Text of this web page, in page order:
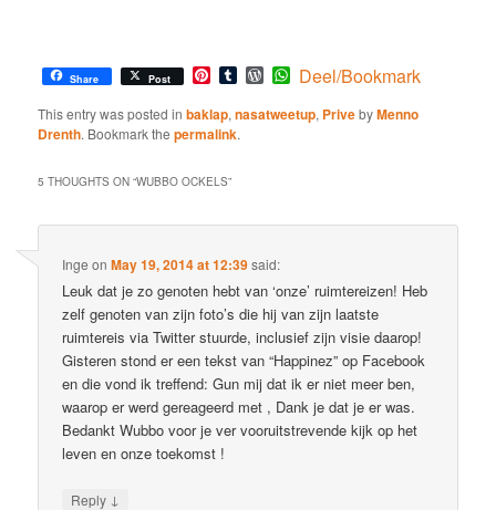
Share Post Pinterest
TumblrWordPress
WhatsApp
Deel/Bookmark
This entry was posted inbaklap,nasatweetup, PrivebyMenno
Drenth. Bookmark thepermalink.
5 THOUGHTS ON “WUBBO OCKELS”
Inge onMay 19, 2014 at 12:39said:
Leuk dat je zo genoten hebt van ‘onze’ ruimtereizen! Heb
zelf genoten van zijn foto’s die hij van zijn laatste
ruimtereis via Twitter stuurde, inclusief zijn visie daarop!
Gisteren stond er een tekst van “Happinez” op Facebook
en die vond ik treffend: Gun mij dat ik er niet meer ben,
waarop er werd gereageerd met , Dank je dat je er was.
Bedankt Wubbo voor je ver vooruitstrevende kijk op het
leven en onze toekomst !
Reply ↓